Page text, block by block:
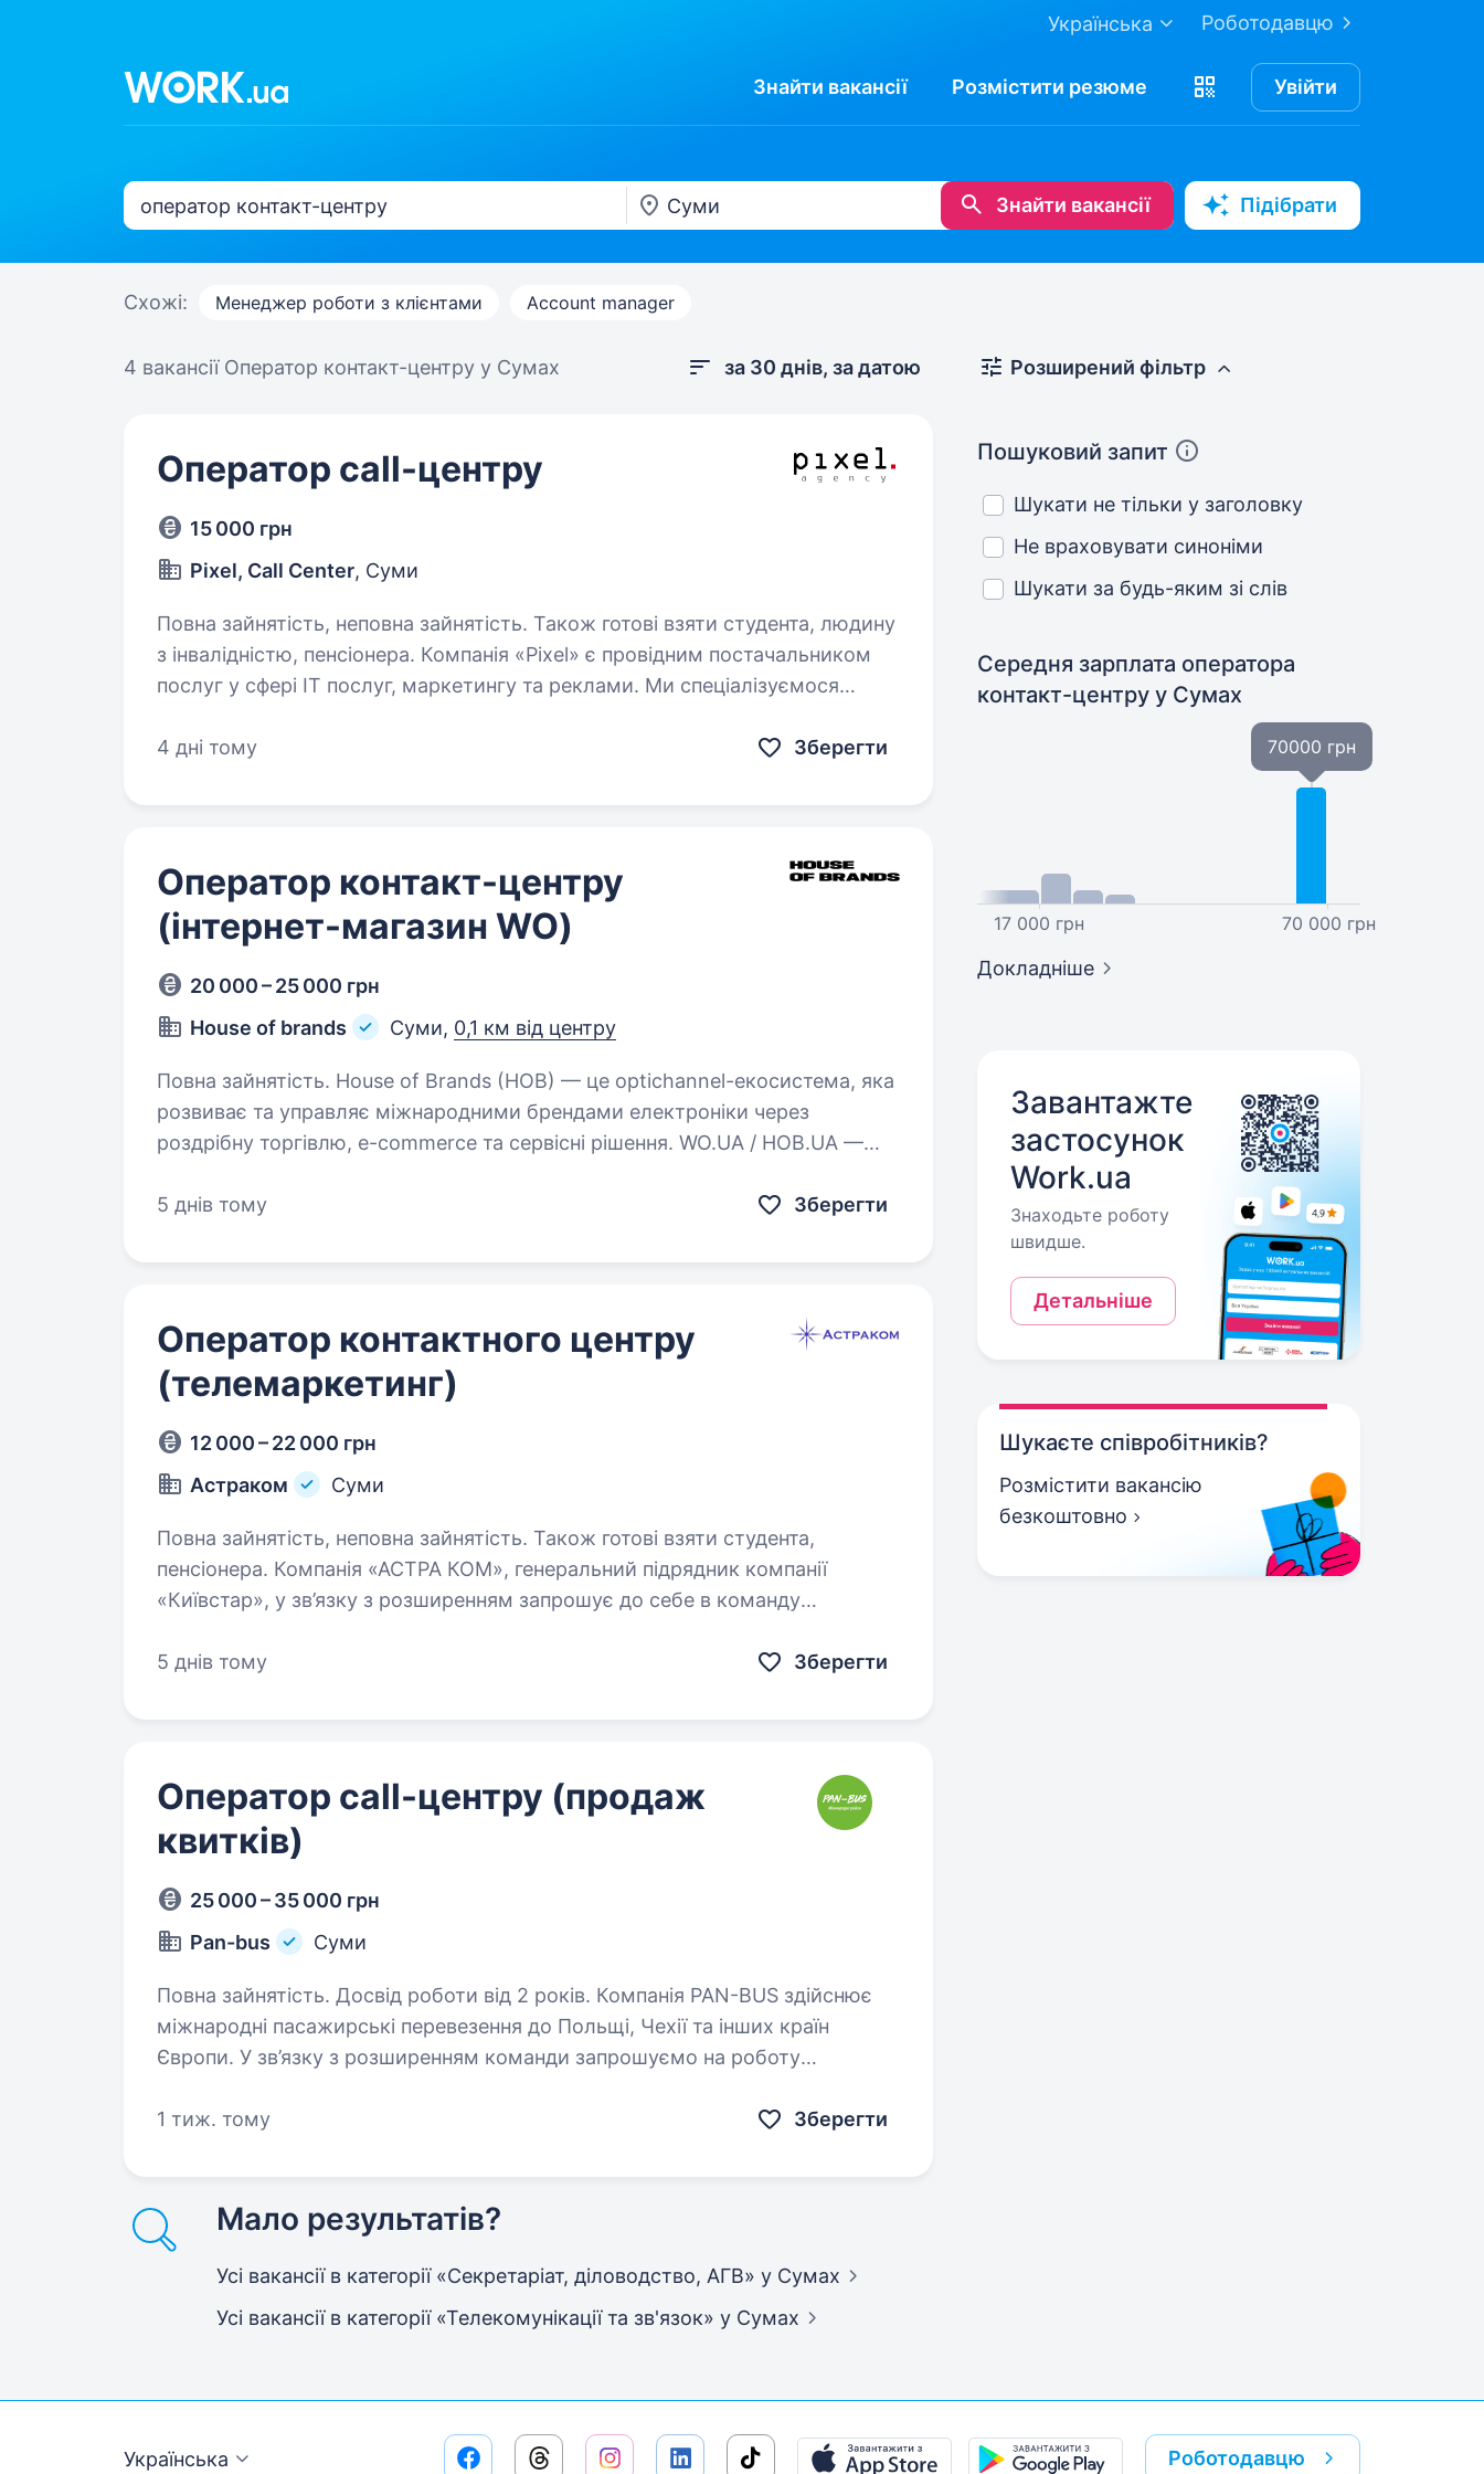
Роботодавцю
Українська
Знайти вакансії Розмістити резюме Увійти
Знайти вакансії Підібрати
Схожі: Менеджер роботи з клієнтами Account manager
4 вакансії Оператор контакт-центру у Сумах за 30 днів, за датою
Оператор call-центру
15 000 грн
Pixel, Call Center, Суми
Повна зайнятість, неповна зайнятість. Також готові взяти студента, людину
з інвалідністю, пенсіонера. Компанія «Pixel» є провідним постачальником
послуг у сфері IT послуг, маркетингу та реклами. Ми спеціалізуємося
що дозволяє їм залучати нових клієнтів…
4 дні тому Зберегти
Оператор контакт-центру
(інтернет-магазин WO)
20 000 – 25 000 грн
House of brands
Суми, 0,1 км від центру
Повна зайнятість. House of Brands (HOB) — це optichannel-екосистема, яка
розвиває та управляє міжнародними брендами електроніки через
роздрібну торгівлю, e-commerce та сервісні рішення. WO.UA / HOB.UA —
5 днів тому
Зберегти
Оператор контактного центру
(телемаркетинг)
12 000 – 22 000 грн
Астраком
Суми
Повна зайнятість, неповна зайнятість. Також готові взяти студента,
пенсіонера. Компанія «АСТРА КОМ», генеральний підрядник компанії
«Київстар», у зв’язку з розширенням запрошує до себе в команду
вміння працювати з клієнтами…
5 днів тому Зберегти
Оператор call-центру (продаж
квитків)
25 000 – 35 000 грн
Pan-bus
Суми
Повна зайнятість. Досвід роботи від 2 років. Компанія PAN-BUS здійснює
міжнародні пасажирські перевезення до Польщі, Чехії та інших країн
Європи. У зв’язку з розширенням команди запрошуємо на роботу
1 тиж. тому
Зберегти
Мало результатів?
Усі вакансії в категорії «Секретаріат, діловодство, АГВ» у Сумах
Усі вакансії в категорії «Телекомунікації та зв'язок» у Сумах
Розширений фільтр
Пошуковий запит
Шукати не тільки у заголовку
Не враховувати синоніми
Шукати за будь-яким зі слів
Середня зарплата оператора
контакт-центруу Сумах
17 000 грн
70000 грн
70 000 грн
Докладніше
Завантажте
застосунок
Work.ua
Знаходьте роботу
швидше.
Детальніше
Шукаєте співробітників?
Розмістити вакансію
безкоштовно
Українська Роботодавцю